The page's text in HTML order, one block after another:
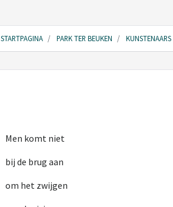
STARTPAGINA PARK TER BEUKEN KUNSTENAARS
Men komt niet
bij de brug aan
om het zwijgen